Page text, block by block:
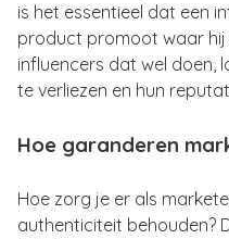
is het essentieel dat een
product promoot waar
influencers dat wel doen,
te verliezen en hun
Hoe garanderen
Hoe zorg je er als
authenticiteit behouden?